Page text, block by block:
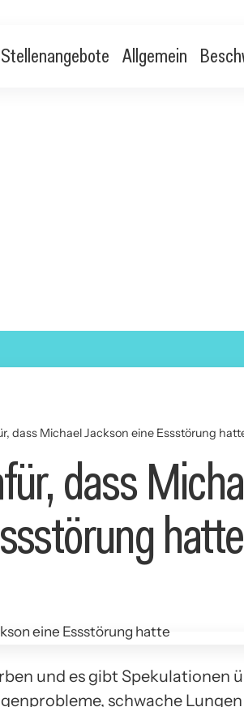
Stellenangebote Allgemein
dass Michael Jackson eine Essstörung
dass
hatte
und es gibt Spekulationen
schwache